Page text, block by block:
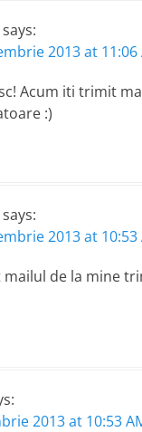
says:
2013 at 11:06
Acum iti trimit
:)
says:
2013 at 10:53
de la mine
2013 at 10:53